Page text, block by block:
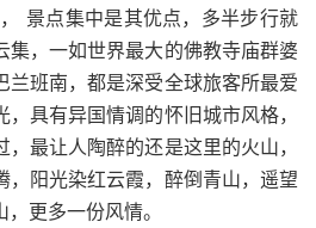
景点集中是其优点，多半步行就
集，一如世界最大的佛教寺庙群婆
兰班南，都是深受全球旅客所最爱
具有异国情调的怀旧城市风格，
最让人陶醉的还是这里的火山，
，阳光染红云霞，醉倒青山，遥望
更多一份风情。